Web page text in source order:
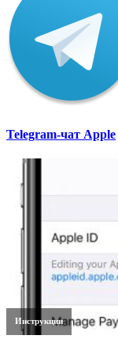
Telegram-чат Apple
Инструкции